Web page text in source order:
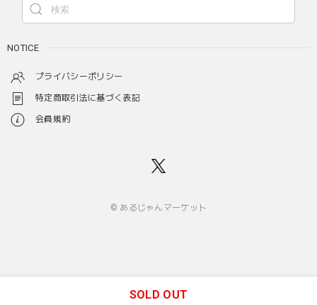
NOTICE
プライバシーポリシー
特定商取引法に基づく表記
会員規約
© あるじゃんマーケット
SOLD OUT